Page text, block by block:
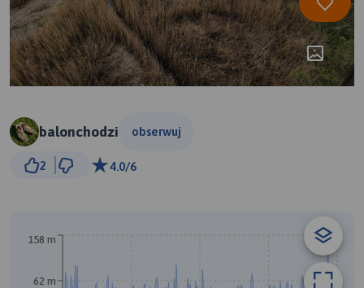
balonchodzi obserwuj
2 4.0/6
62 m
158 m